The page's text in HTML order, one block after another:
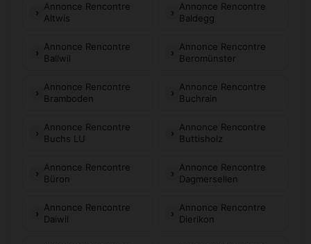
Annonce Rencontre
Altwis
Annonce Rencontre
Baldegg
Annonce Rencontre
Ballwil
Annonce Rencontre
Beromünster
Annonce Rencontre
Bramboden
Annonce Rencontre
Buchrain
Annonce Rencontre
Buchs LU
Annonce Rencontre
Buttisholz
Annonce Rencontre
Büron
Annonce Rencontre
Dagmersellen
Annonce Rencontre
Daiwil
Annonce Rencontre
Dierikon